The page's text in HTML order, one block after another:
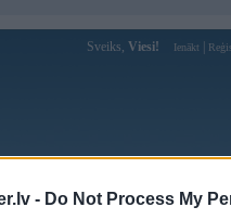
- Do Not Process My
Sveiks, Viesi! Ienākt
Forums Galerijas